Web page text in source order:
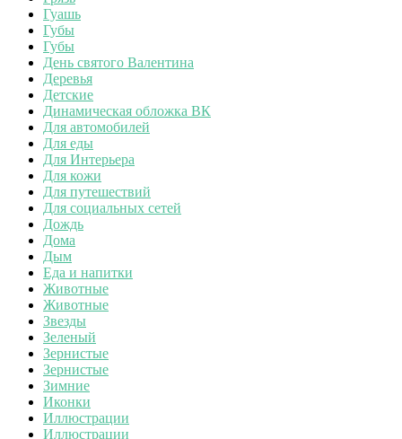
Гуашь
Губы
Губы
День святого Валентина
Деревья
Детские
Динамическая обложка ВК
Для автомобилей
Для еды
Для Интерьера
Для кожи
Для путешествий
Для социальных сетей
Дождь
Дома
Дым
Еда и напитки
Животные
Животные
Звезды
Зеленый
Зернистые
Зернистые
Зимние
Иконки
Иллюстрации
Иллюстрации